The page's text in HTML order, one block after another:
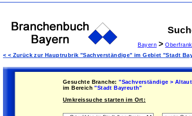
Bayern >
< < Zurück zur Hauptrubrik "Sachverständige" im Gebiet "Stadt
Gesuchte Branche: "Sachverständige >
im Bereich "Stadt Bayreuth"
Umkreissuche starten im Ort: